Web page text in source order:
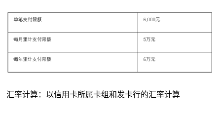
汇率计算：以信用卡所属卡组和发卡行的汇率计算